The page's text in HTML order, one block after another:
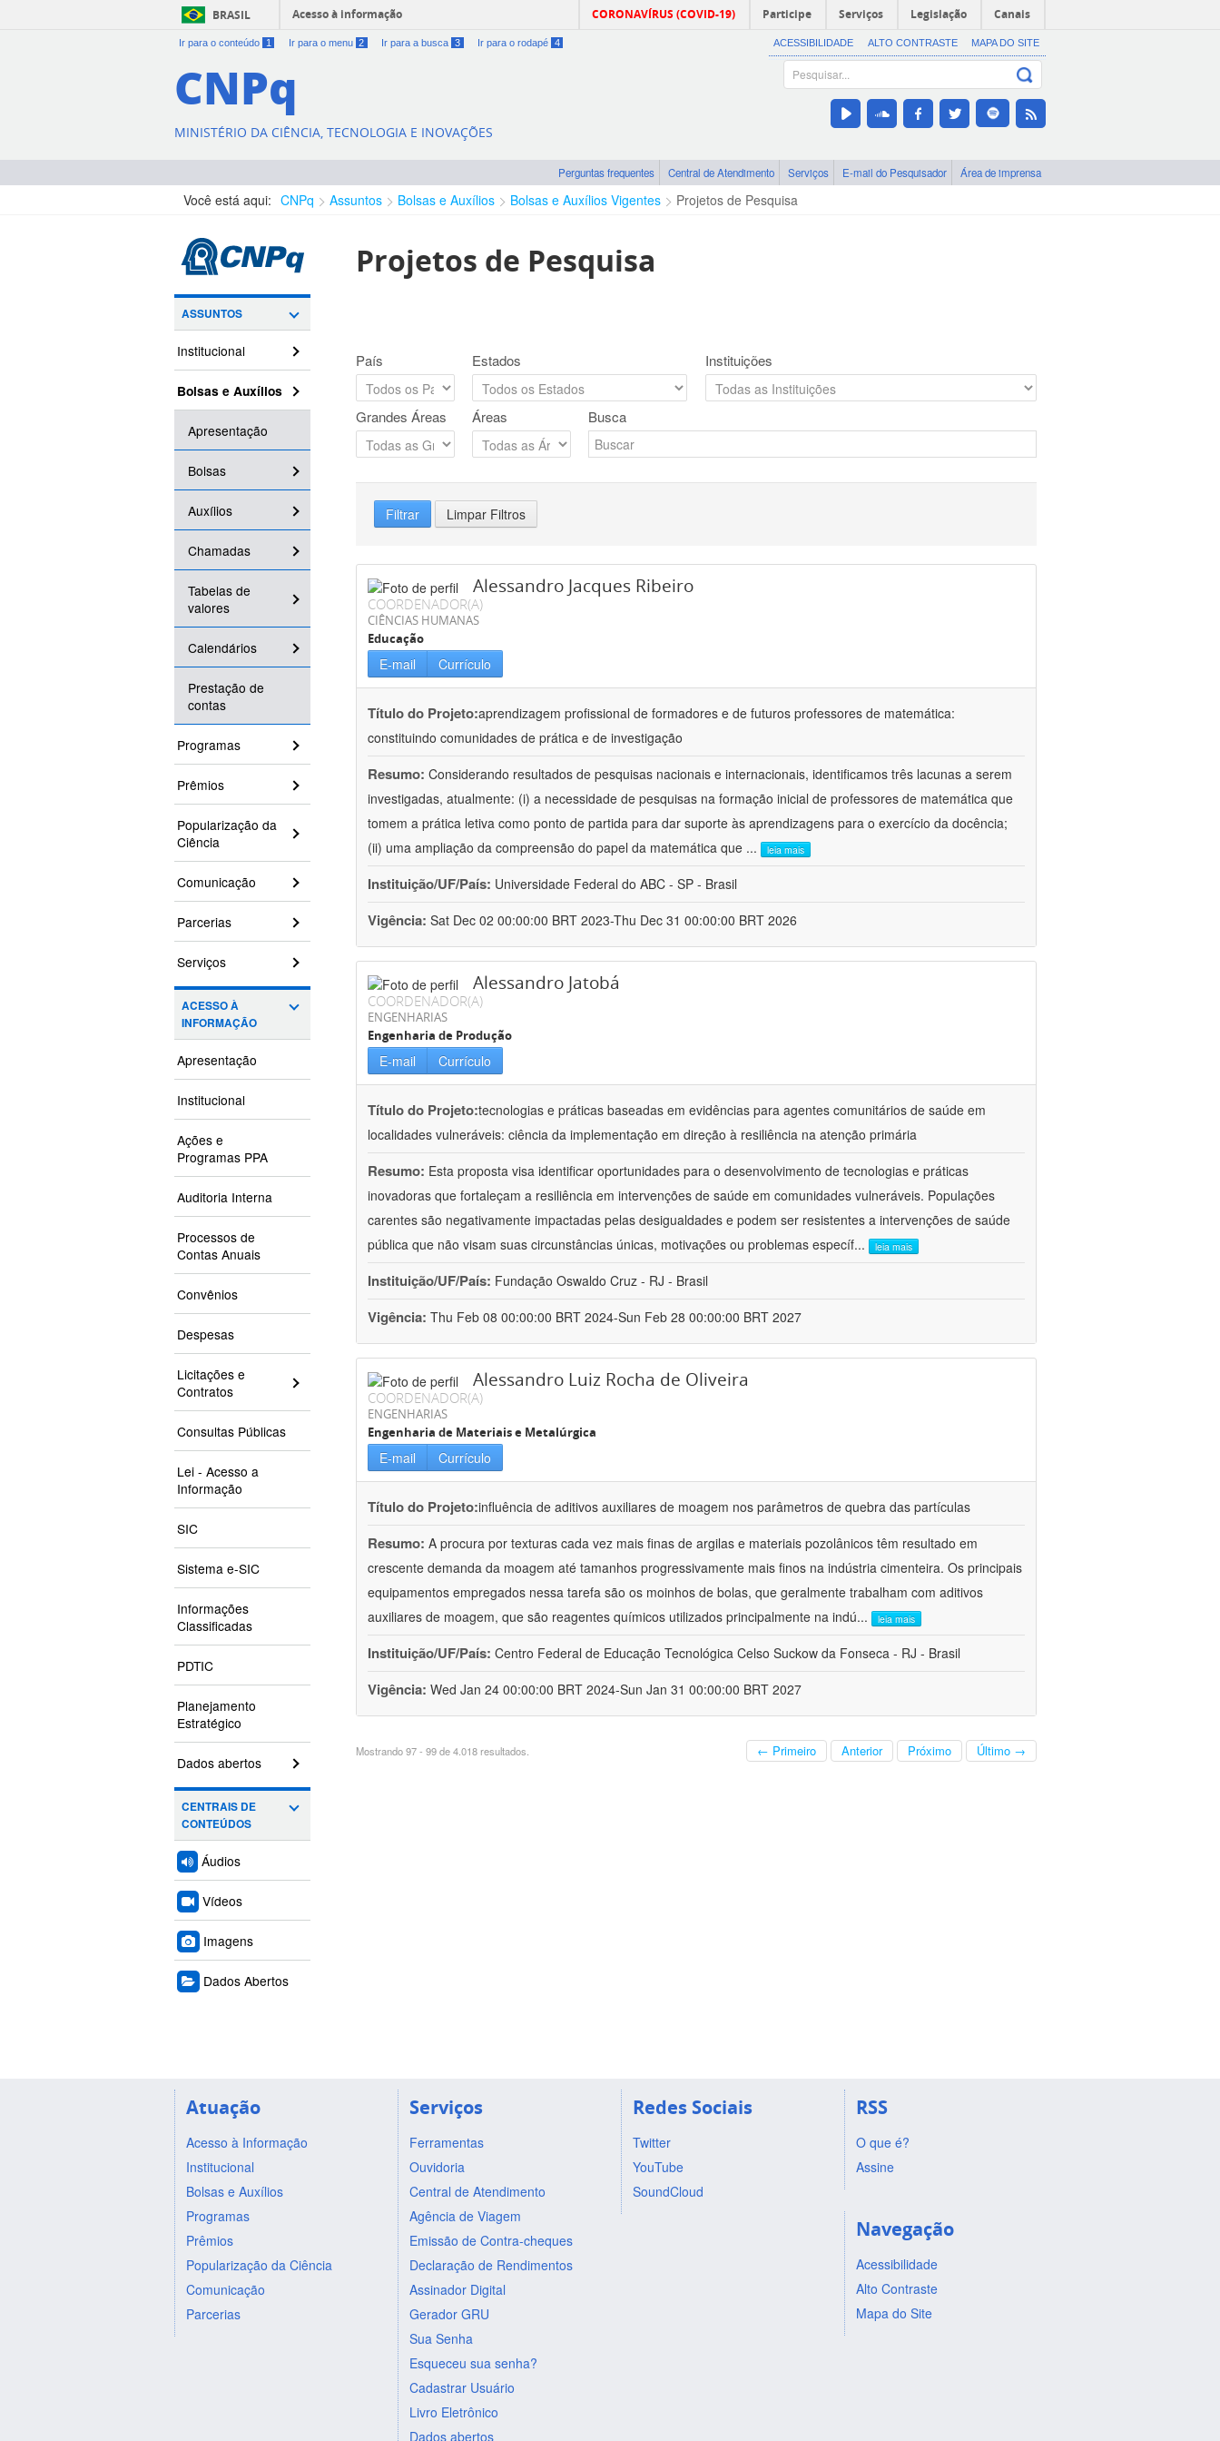
BRASIL Acesso à informação CORONAVÍRUS (COVID-19) Participe Serviços Legislação Canais
Ir para o conteúdo 1 Ir para o menu 2 Ir para a busca 3 Ir para o rodapé 4 ACESSIBILIDADE ALTO CONTRASTE MAPA DO SITE
CNPq
MINISTÉRIO DA CIÊNCIA, TECNOLOGIA E INOVAÇÕES
Perguntas frequentes Central de Atendimento Serviços E-mail do Pesquisador Área de imprensa
Você está aqui: CNPq Assuntos Bolsas e Auxílios Bolsas e Auxílios Vigentes Projetos de Pesquisa
ASSUNTOS
Institucional
Bolsas e Auxílios
Apresentação
Bolsas
Auxílios
Chamadas
Tabelas de
valores
Calendários
Prestação de
contas
Programas
Prêmios
Popularização da
Ciência
Comunicação
Parcerias
Serviços
ACESSO À
INFORMAÇÃO
Apresentação
Institucional
Ações e
Programas PPA
Auditoria Interna
Processos de
Contas Anuais
Convênios
Despesas
Licitações e
Contratos
Consultas Públicas
Lei - Acesso a
Informação
SIC
Sistema e-SIC
Informações
Classificadas
PDTIC
Planejamento
Estratégico
Dados abertos
CENTRAIS DE
CONTEÚDOS
Áudios
Vídeos
Imagens
Dados Abertos
Projetos de Pesquisa
País Estados Instituições
Grandes Áreas Áreas Busca
Filtrar Limpar Filtros
Alessandro Jacques Ribeiro
COORDENADOR(A)
CIÊNCIAS HUMANAS
Educação
E-mail Currículo
Título do Projeto:aprendizagem profissional de formadores e de futuros professores de matemática:
constituindo comunidades de prática e de investigação
Resumo: Considerando resultados de pesquisas nacionais e internacionais, identificamos três lacunas a serem
investigadas, atualmente: (i) a necessidade de pesquisas na formação inicial de professores de matemática que
tomem a prática letiva como ponto de partida para dar suporte às aprendizagens para o exercício da docência;
(ii) uma ampliação da compreensão do papel da matemática que ... leia mais
Instituição/UF/País: Universidade Federal do ABC - SP - Brasil
Vigência: Sat Dec 02 00:00:00 BRT 2023-Thu Dec 31 00:00:00 BRT 2026
Alessandro Jatobá
COORDENADOR(A)
ENGENHARIAS
Engenharia de Produção
E-mail Currículo
Título do Projeto:tecnologias e práticas baseadas em evidências para agentes comunitários de saúde em
localidades vulneráveis: ciência da implementação em direção à resiliência na atenção primária
Resumo: Esta proposta visa identificar oportunidades para o desenvolvimento de tecnologias e práticas
inovadoras que fortaleçam a resiliência em intervenções de saúde em comunidades vulneráveis. Populações
carentes são negativamente impactadas pelas desigualdades e podem ser resistentes a intervenções de saúde
pública que não visam suas circunstâncias únicas, motivações ou problemas específ... leia mais
Instituição/UF/País: Fundação Oswaldo Cruz - RJ - Brasil
Vigência: Thu Feb 08 00:00:00 BRT 2024-Sun Feb 28 00:00:00 BRT 2027
Alessandro Luiz Rocha de Oliveira
COORDENADOR(A)
ENGENHARIAS
Engenharia de Materiais e Metalúrgica
E-mail Currículo
Título do Projeto:influência de aditivos auxiliares de moagem nos parâmetros de quebra das partículas
Resumo: A procura por texturas cada vez mais finas de argilas e materiais pozolânicos têm resultado em
crescente demanda da moagem até tamanhos progressivamente mais finos na indústria cimenteira. Os principais
equipamentos empregados nessa tarefa são os moinhos de bolas, que geralmente trabalham com aditivos
auxiliares de moagem, que são reagentes químicos utilizados principalmente na indú... leia mais
Instituição/UF/País: Centro Federal de Educação Tecnológica Celso Suckow da Fonseca - RJ - Brasil
Vigência: Wed Jan 24 00:00:00 BRT 2024-Sun Jan 31 00:00:00 BRT 2027
Mostrando 97 - 99 de 4.018 resultados. ← Primeiro Anterior Próximo Último →
Atuação
Acesso à Informação
Institucional
Bolsas e Auxílios
Programas
Prêmios
Popularização da Ciência
Comunicação
Parcerias
Serviços
Ferramentas
Ouvidoria
Central de Atendimento
Agência de Viagem
Emissão de Contra-cheques
Declaração de Rendimentos
Assinador Digital
Gerador GRU
Sua Senha
Esqueceu sua senha?
Cadastrar Usuário
Livro Eletrônico
Dados abertos
Redes Sociais
Twitter
YouTube
SoundCloud
RSS
O que é?
Assine
Navegação
Acessibilidade
Alto Contraste
Mapa do Site